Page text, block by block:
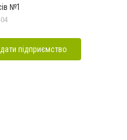
№1
підприємство